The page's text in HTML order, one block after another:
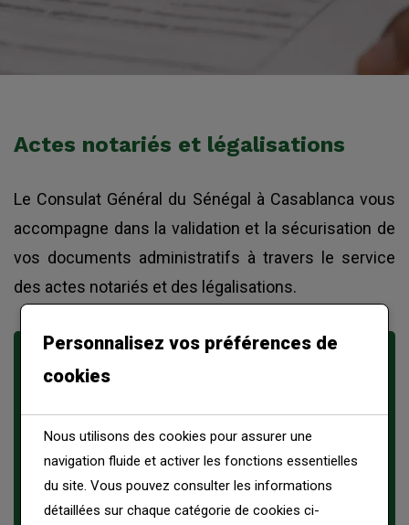
Actes notariés et légalisations
Le Consulat Général du Sénégal à Casablanca vous
accompagne dans la validation et la sécurisation de
vos documents administratifs à travers le service
des actes notariés et des légalisations.
agents diplomatiques et consulaires, le
des actes ayant valeur authentique dans
l’ordre juridique sénégalais. Les actes
Personnalisez vos préférences de
cookies
Nous utilisons des cookies pour assurer une
navigation fluide et activer les fonctions essentielles
du site. Vous pouvez consulter les informations
détaillées sur chaque catégorie de cookies ci-